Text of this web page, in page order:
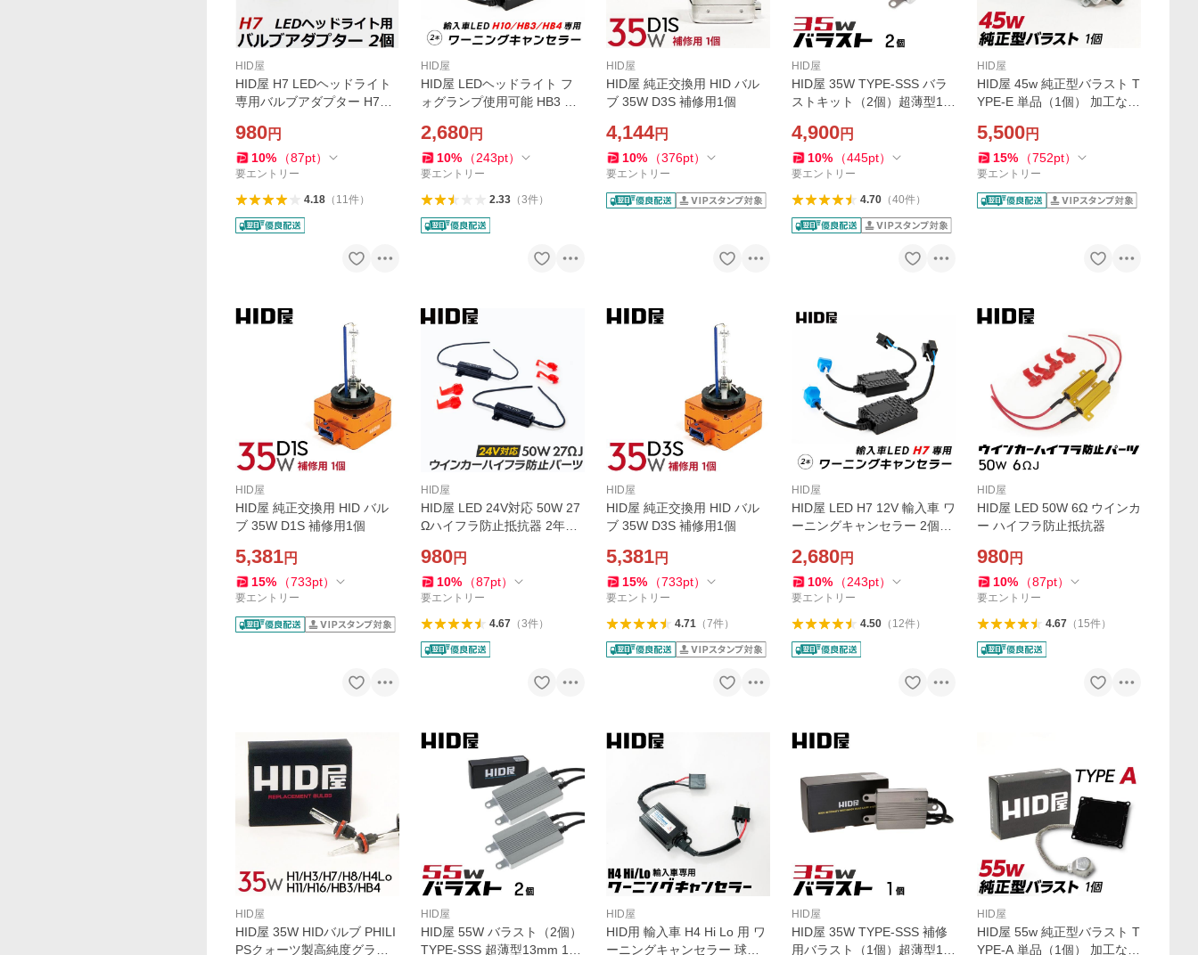
HID屋
HID屋 H7 LEDヘッドライト
専用バルブアダプター H7用
980円
10% （87pt）
要エントリー
4.18（ 11件）
HID屋
HID屋 LEDヘッドライト フ
ォグランプ使用可能 HB3 HB
グキャンセラー 2個1セット
球切れ 警告灯 防止 w12
2,680円
10% （243pt）
要エントリー
2.33（3件）
HID屋
HID屋 純正交換用 HID バル
ブ 35W D3S 補修用1個
4,144円
10% （376pt）
要エントリー
HID屋
HID屋 35W TYPE-SSS バラ
ストキット（2個）超薄型13
4,900円
10% （445pt）
要エントリー
4.70（40件）
HID屋
HID屋 45w 純正型バラスト T
YPE-E 単品（1個） 加工なし
スバル
5,500円
15% （752pt）
要エントリー
HID屋
HID屋 純正交換用 HID バル
ブ 35W D1S 補修用1個
5,381円
15% （733pt）
要エントリー
HID屋
HID屋 LED 24V対応 50W 27
Ωハイフラ防止抵抗器 2年保
980円
10% （87pt）
要エントリー
4.67（3件）
HID屋
HID屋 純正交換用 HID バル
ブ 35W D3S 補修用1個
5,381円
15% （733pt）
要エントリー
4.71（7件）
HID屋
HID屋 LED H7 12V 輸入車 ワ
ーニングキャンセラー 2個1
10 ヘッドライト フォグラン
プ使用可能
2,680円
10% （243pt）
要エントリー
4.50（ 12件）
HID屋
HID屋 LED 50W 6Ω ウインカ
ー ハイフラ防止抵抗器
980円
10% （87pt）
要エントリー
4.67（ 15件）
HID屋
HID屋 35W HIDバルブ PHILI
PSクォーツ製高純度グラス
HID屋
HID屋 55W バラスト（2個）
TYPE-SSS 超薄型13mm 1年
HID屋
HID用 輸入車 H4 Hi Lo 用 ワ
ーニングキャンセラー 球切
HID屋
HID屋 35W TYPE-SSS 補修
用バラスト（1個）超薄型13
HID屋
HID屋 55w 純正型バラスト T
YPE-A 単品（1個） 加工なし